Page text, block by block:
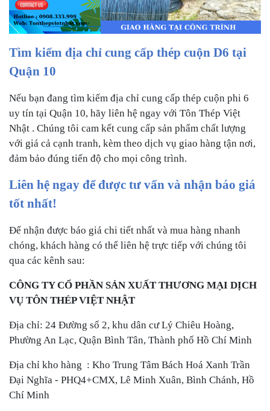
Tìm kiếm địa chỉ cung cấp thép cuộn D6 tại
Quận 10
Nếu bạn đang tìm kiếm địa chỉ cung cấp thép cuộn phi 6
uy tín tại Quận 10, hãy liên hệ ngay với Tôn Thép Việt
Nhật . Chúng tôi cam kết cung cấp sản phẩm chất lượng
với giá cả cạnh tranh, kèm theo dịch vụ giao hàng tận nơi,
đảm bảo đúng tiến độ cho mọi công trình.
Liên hệ ngay để được tư vấn và nhận báo giá
tốt nhất!
Để nhận được báo giá chi tiết nhất và mua hàng nhanh
chóng, khách hàng có thể liên hệ trực tiếp với chúng tôi
qua các kênh sau:
CÔNG TY CỔ PHẦN SẢN XUẤT THƯƠNG MẠI DỊCH
VỤ TÔN THÉP VIỆT NHẬT
Địa chỉ: 24 Đường số 2, khu dân cư Lý Chiêu Hoàng,
Phường An Lạc, Quận Bình Tân, Thành phố Hồ Chí Minh
Địa chỉ kho hàng : Kho Trung Tâm Bách Hoá Xanh Trần
Đại Nghĩa - PHQ4+CMX, Lê Minh Xuân, Bình Chánh, Hồ
Chí Minh